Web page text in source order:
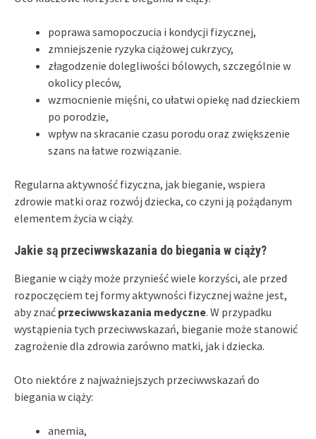
poprawa samopoczucia i kondycji fizycznej,
zmniejszenie ryzyka ciążowej cukrzycy,
złagodzenie dolegliwości bólowych, szczególnie w
okolicy pleców,
wzmocnienie mięśni, co ułatwi opiekę nad dzieckiem
po porodzie,
wpływ na skracanie czasu porodu oraz zwiększenie
szans na łatwe rozwiązanie.
Regularna aktywność fizyczna, jak bieganie, wspiera
zdrowie matki oraz rozwój dziecka, co czyni ją pożądanym
elementem życia w ciąży.
Jakie są przeciwwskazania do biegania w ciąży?
Bieganie w ciąży może przynieść wiele korzyści, ale przed
rozpoczęciem tej formy aktywności fizycznej ważne jest,
aby znać przeciwwskazania medyczne. W przypadku
wystąpienia tych przeciwwskazań, bieganie może stanowić
zagrożenie dla zdrowia zarówno matki, jak i dziecka.
Oto niektóre z najważniejszych przeciwwskazań do
biegania w ciąży:
anemia,